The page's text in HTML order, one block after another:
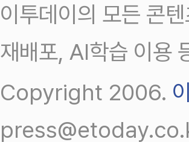
이투데이의 모든 콘
재배포, AI학습 이용
Copyright 2006.